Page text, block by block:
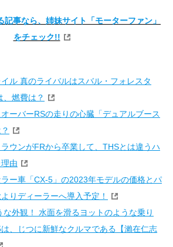
記事なら、姉妹サイト「モーターファン」
をチェック!!
ル 真のライバルはスバル・フォレスタ
、燃費は？
ーバーRSの走りの心臓「デュアルブース
ラウンがFRから卒業して、THSとは違うハ
由
ー車「CX-5」の2023年モデルの価格とパ
りディーラーへ導入予定！
外観！ 水面を滑るヨットのような乗り
、じつに新鮮なクルマである【瀨在仁志